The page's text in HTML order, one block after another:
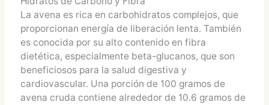
La avena es rica en carbohidratos complejos, que
proporcionan energía de liberación lenta. También
es conocida por su alto contenido en fibra
dietética, especialmente beta-glucanos, que son
beneficiosos para la salud digestiva y
cardiovascular. Una porción de 100 gramos de
avena cruda contiene alrededor de 10.6 gramos de